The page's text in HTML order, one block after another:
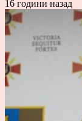
16 години назад